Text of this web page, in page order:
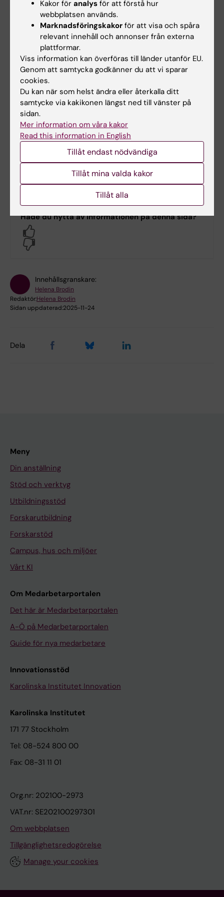
användas som enreflektionsdagbok
vilket studenten skriver för att synliggöra
sin egen utveckling. Innehållet kan sedan
att användas under reflektionsseminarier
eller -tillfällen med medstudenter.
Reflektionslogg kan föras i digitalt (i till
exempel en e-portfolio eller via
lärplattform) eller fysiskt på papper.
Loggboksinlägg kan vara en del av en
summativ bedömning, liksom att vara ett
led i att följa en utveckling.
Loggar kan ske skriftligt, med ljudfil eller
annat inspelat material till
exempel blogginlägg.
Hade du nytta av informationen på denna sida?
Innehållsgranskare:
Helena Brodin
Redaktör:Helena Brodin
Sidan uppdaterad:2025-11-24
Dela
Meny
Din anställning
Stöd och verktyg
Utbildningsstöd
Forskarutbildning
Forskarstöd
Campus, hus och miljöer
Vårt KI
Om Medarbetarportalen
Det här är Medarbetarportalen
A-Ö på Medarbetarportalen
Guide för nya medarbetare
Innovationsstöd
Karolinska Institutet Innovation
Karolinska Institutet
171 77 Stockholm
Tel: 08-524 800 00
Fax: 08-31 11 01
Org.nr: 202100-2973
VAT.nr: SE202100297301
Om webbplatsen
Tillgänglighetsredogörelse
Manage your cookies
Kakor för analys för att förstå hur
webbplatsen används.
Marknadsföringskakor för att visa och spåra
relevant innehåll och annonser från externa
plattformar.
Viss information kan överföras till länder utanför EU.
Genom att samtycka godkänner du att vi sparar
cookies.
Du kan när som helst ändra eller återkalla ditt
samtycke via kakikonen längst ned till vänster på
sidan.
Mer information om våra kakor
Read this information in English
Tillåt endast nödvändiga
Tillåt mina valda kakor
Tillåt alla